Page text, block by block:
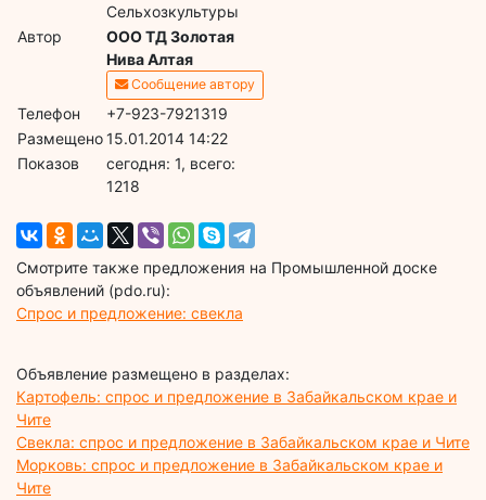
Сельхозкультуры
Автор
ООО ТД Золотая
Нива Алтая
Сообщение автору
Телефон
+7-923-7921319
Размещено15.01.2014 14:22
Показов
cегодня: 1, всего:
1218
Смотрите также предложения на Промышленной доске
объявлений (pdo.ru):
Спрос и предложение: свекла
Объявление размещено в разделах:
Картофель: спрос и предложение в Забайкальском крае и
Чите
Свекла: спрос и предложение в Забайкальском крае и Чите
Морковь: спрос и предложение в Забайкальском крае и
Чите